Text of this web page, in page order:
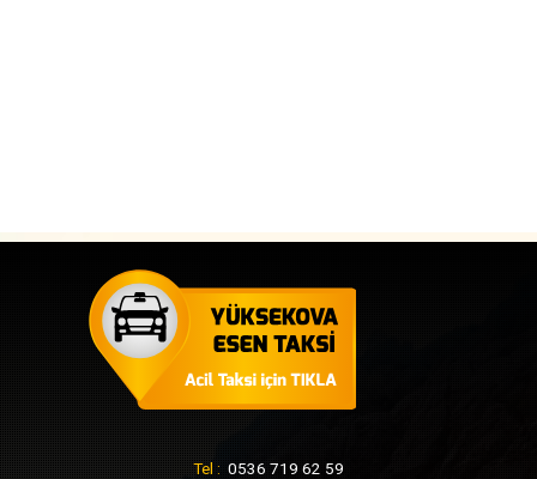
Tel : 0536 719 62 59